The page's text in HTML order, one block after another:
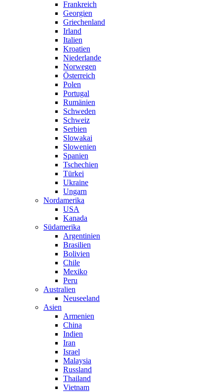
Frankreich
Georgien
Griechenland
Irland
Italien
Kroatien
Niederlande
Norwegen
Österreich
Polen
Portugal
Rumänien
Schweden
Schweiz
Serbien
Slowakai
Slowenien
Spanien
Tschechien
Türkei
Ukraine
Ungarn
Nordamerika
USA
Kanada
Südamerika
Argentinien
Brasilien
Bolivien
Chile
Mexiko
Peru
Australien
Neuseeland
Asien
Armenien
China
Indien
Iran
Israel
Malaysia
Russland
Thailand
Vietnam